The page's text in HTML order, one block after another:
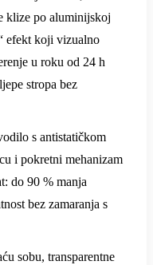
klize po aluminijskoj
efekt koji vizualno
u roku od 24 h
stropa bez
s antistatičkom
i pokretni mehanizam
do 90 % manja
bez zamaranja s
sobu, transparentne